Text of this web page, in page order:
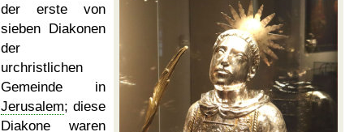
der erste von
sieben Diakonen
der
urchristlichen
Gemeinde in
Jerusalem; diese
Diakone waren